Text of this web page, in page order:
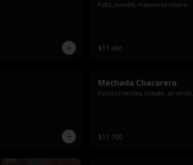
Palta, tomate, mayonesa casera.
$11.400
Mechada Chacarera
Porotos verdes, tomate, ají verde.
$11.700